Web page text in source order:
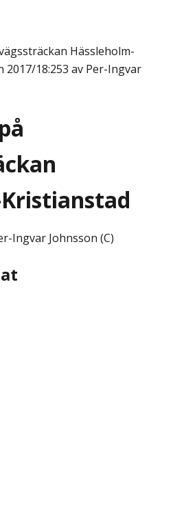
Hässleholm-
18:253 av Per-Ingvar
Ingvar Johnsson (C)